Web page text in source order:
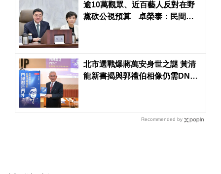
逾10萬觀眾、近百藝人反對在野
黨砍公視預算 卓榮泰：民間希
北市選戰爆蔣萬安身世之謎 黃清
龍新書揭與郭禮伯相像仍需DNA
Recommended by